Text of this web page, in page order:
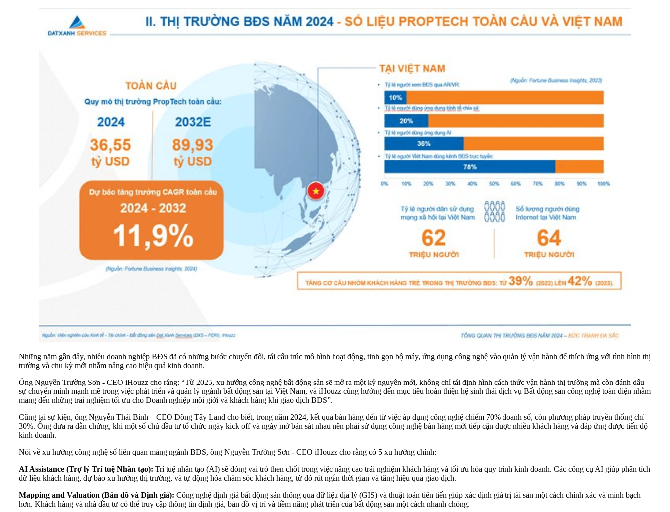
Những năm gần đây, nhiều doanh nghiệp BĐS đã có những bước chuyển đổi, tái cấu trúc mô hình hoạt động, tinh gọn bộ máy, ứng dụng công nghệ vào quản lý vận hành để thích ứng với tình hình thị
trường và chu kỳ mới nhằm nâng cao hiệu quả kinh doanh.
Ông Nguyễn Trường Sơn - CEO iHouzz cho rằng: “Từ 2025, xu hướng công nghệ bất động sản sẽ mở ra một kỷ nguyên mới, không chỉ tái định hình cách thức vận hành thị trường mà còn đánh dấu
sự chuyển mình mạnh mẽ trong việc phát triển và quản lý ngành bất động sản tại Việt Nam, và iHouzz cũng hướng đến mục tiêu hoàn thiện hệ sinh thái dịch vụ Bất động sản công nghệ toàn diện nhằm
mang đến những trải nghiệm tối ưu cho Doanh nghiệp môi giới và khách hàng khi giao dịch BĐS”.
Cũng tại sự kiện, ông Nguyễn Thái Bình – CEO Đông Tây Land cho biết, trong năm 2024, kết quả bán hàng đến từ việc áp dụng công nghệ chiếm 70% doanh số, còn phương pháp truyền thống chỉ
30%. Ông đưa ra dẫn chứng, khi một số chủ đầu tư tổ chức ngày kick off và ngày mở bán sát nhau nên phải sử dụng công nghệ bán hàng mới tiếp cận được nhiều khách hàng và đáp ứng được tiến độ
kinh doanh.
Nói về xu hướng công nghệ số liên quan mảng ngành BĐS, ông Nguyễn Trường Sơn - CEO iHouzz cho rằng có 5 xu hướng chính:
AI Assistance (Trợ lý Trí tuệ Nhân tạo): Trí tuệ nhân tạo (AI) sẽ đóng vai trò then chốt trong việc nâng cao trải nghiệm khách hàng và tối ưu hóa quy trình kinh doanh. Các công cụ AI giúp phân tích
dữ liệu khách hàng, dự báo xu hướng thị trường, và tự động hóa chăm sóc khách hàng, từ đó rút ngắn thời gian và tăng hiệu quả giao dịch.
Mapping and Valuation (Bản đồ và Định giá): Công nghệ định giá bất động sản thông qua dữ liệu địa lý (GIS) và thuật toán tiên tiến giúp xác định giá trị tài sản một cách chính xác và minh bạch
hơn. Khách hàng và nhà đầu tư có thể truy cập thông tin định giá, bản đồ vị trí và tiềm năng phát triển của bất động sản một cách nhanh chóng.